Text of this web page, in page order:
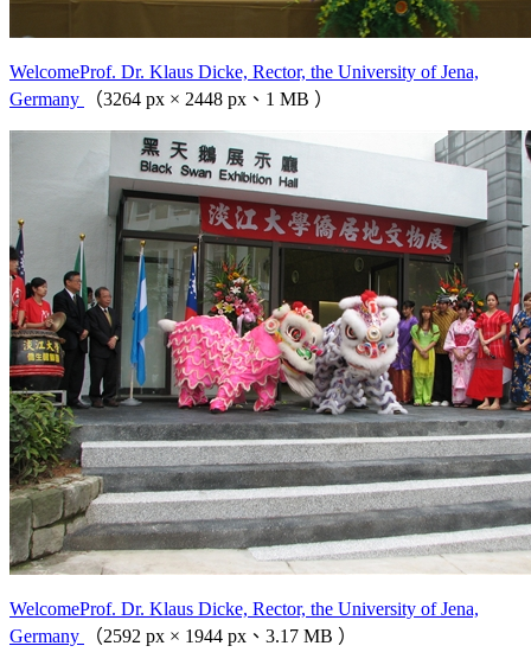
WelcomeProf. Dr. Klaus Dicke, Rector, the University of Jena,
Germany
（3264 px × 2448 px、1 MB ）
WelcomeProf. Dr. Klaus Dicke, Rector, the University of Jena,
Germany
（2592 px × 1944 px、3.17 MB ）